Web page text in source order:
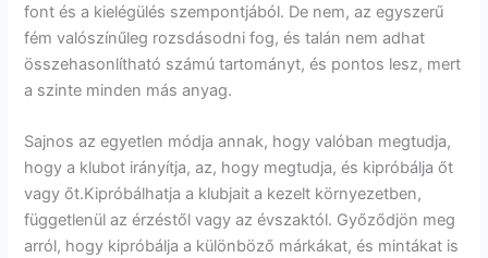
font és a kielégülés szempontjából. De nem, az egyszerű
fém valószínűleg rozsdásodni fog, és talán nem adhat
összehasonlítható számú tartományt, és pontos lesz, mert
a szinte minden más anyag.
Sajnos az egyetlen módja annak, hogy valóban megtudja,
hogy a klubot irányítja, az, hogy megtudja, és kipróbálja őt
vagy őt.Kipróbálhatja a klubjait a kezelt környezetben,
függetlenül az érzéstől vagy az évszaktól. Győződjön meg
arról, hogy kipróbálja a különböző márkákat, és mintákat is